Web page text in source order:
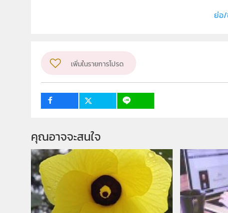
ณัฐกานต์ ต่อมกระโทกย่อ/
เพิ่มในรายการโปรด
คุณอาจจะสนใจ